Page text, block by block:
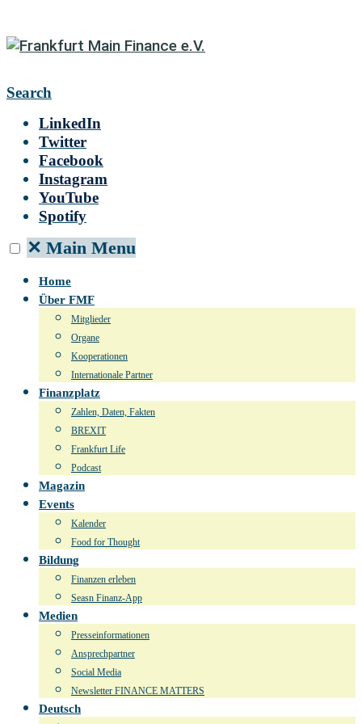
Search
LinkedIn
Twitter
Facebook
Instagram
YouTube
Spotify
✕ Main Menu
Home
Über FMF
Mitglieder
Organe
Kooperationen
Internationale Partner
Finanzplatz
Zahlen, Daten, Fakten
BREXIT
Frankfurt Life
Podcast
Magazin
Events
Kalender
Food for Thought
Bildung
Finanzen erleben
Seasn Finanz-App
Medien
Presseinformationen
Ansprechpartner
Social Media
Newsletter FINANCE MATTERS
Deutsch